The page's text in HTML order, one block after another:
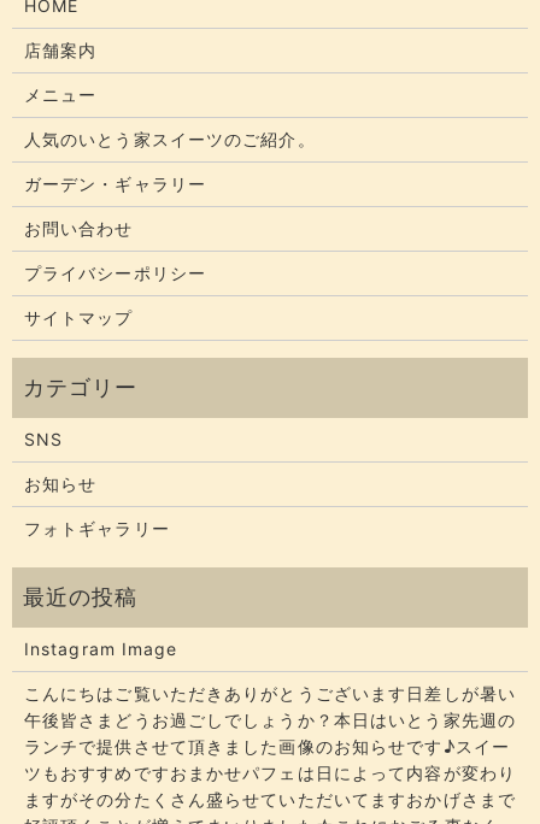
HOME
店舗案内
メニュー
人気のいとう家スイーツのご紹介。
ガーデン・ギャラリー
お問い合わせ
プライバシーポリシー
サイトマップ
SNS
お知らせ
フォトギャラリー
Instagram Image
こんにちはご覧いただきありがとうございます​​​日差しが暑い
午後皆さまどうお過ごしでしょうか？​​​本日はいとう家先週の
ランチで提供させて頂きました画像のお知らせです♪スイー
ツもおすすめですおまかせパフェは日によって内容が変わり
ますがその分たくさん盛らせていただいてます​​​おかげさまで